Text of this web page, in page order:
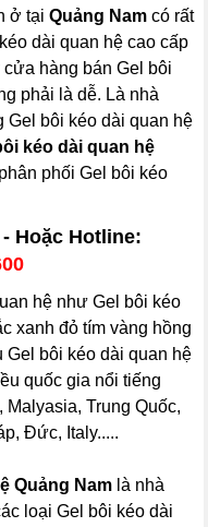
ở tạiQuảng Nam có rất
dài quan hệ cao cấp
hàng bán Gel bôi
phải là dễ. Là nhà
Gel bôi kéo dài quan hệ
kéo dài quan hệ
phối Gel bôi kéo
- Hoặc Hotline:
hệ như Gel bôi kéo
xanh đỏ tím vàng hồng
bôi kéo dài quan hệ
quốc gia nổi tiếng
Trung Quốc,
Đức, Italy.....
Quảng Nam là nhà
loại Gel bôi kéo dài